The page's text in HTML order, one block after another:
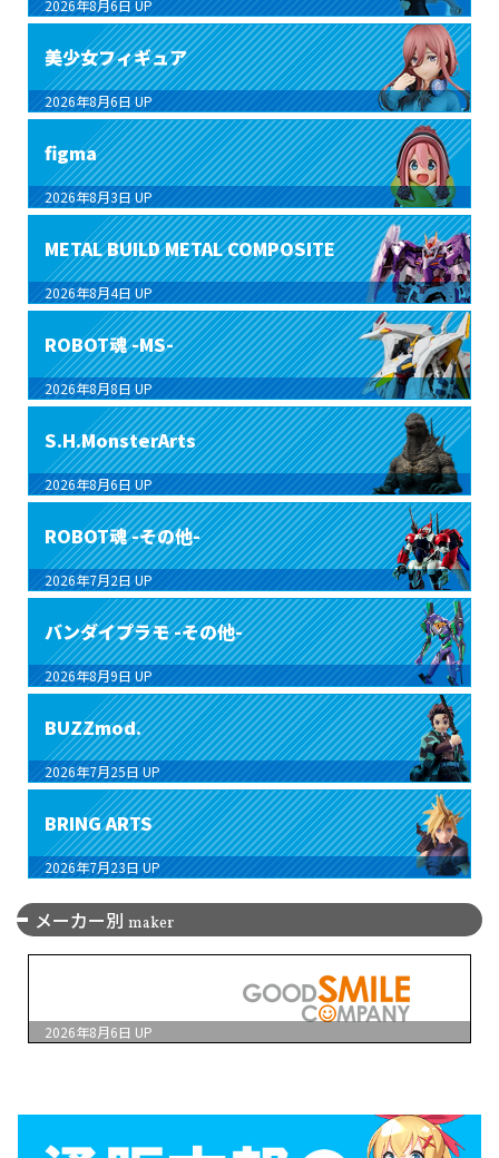
2026年8月6日 UP
美少女フィギュア
2026年8月6日 UP
figma
2026年8月3日 UP
METAL BUILD METAL COMPOSITE
2026年8月4日 UP
ROBOT魂 -MS-
2026年8月8日 UP
S.H.MonsterArts
2026年8月6日 UP
ROBOT魂 -その他-
2026年7月2日 UP
バンダイプラモ -その他-
2026年8月9日 UP
BUZZmod.
2026年7月25日 UP
BRING ARTS
2026年7月23日 UP
メーカー別 maker
2026年8月6日 UP